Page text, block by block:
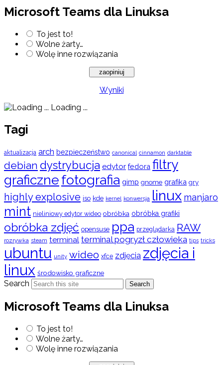
Microsoft Teams dla Linuksa
To jest to!
Wolne żarty…
Wolę inne rozwiązania
Wyniki
Loading ...
Tagi
aktualizacja arch bezpieczeństwo canonical cinnamon darktable
debian dystrybucja edytor fedora filtry
graficznefotografia gimp gnome grafika gry
highly explosive iso kde kernel konwersja linux manjaro
mint nieliniowy edytor wideo obróbka obróbka grafiki
obróbka zdjęć opensuse ppa przeglądarka RAW
rozrywka steam terminal terminal pogryzł człowieka tips tricks
ubuntu unity wideo xfce zdjęcia zdjęcia i
linux środowisko graficzne
Search Search
Microsoft Teams dla Linuksa
To jest to!
Wolne żarty…
Wolę inne rozwiązania